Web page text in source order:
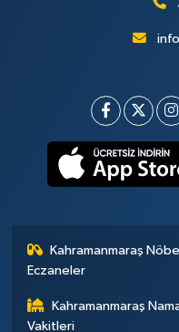
Kahramanmaraş
Eczaneler
Kahramanmaraş
Vakitleri